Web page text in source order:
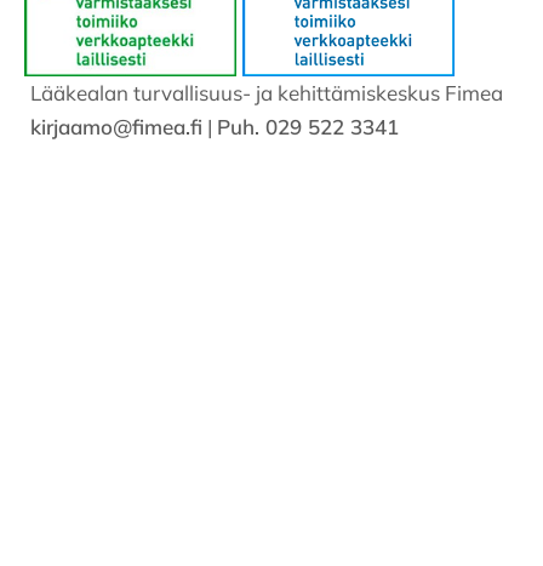
Lääkealan turvallisuus- ja kehittämiskeskus Fimea
kirjaamo@fimea.fi | Puh. 029 522 3341